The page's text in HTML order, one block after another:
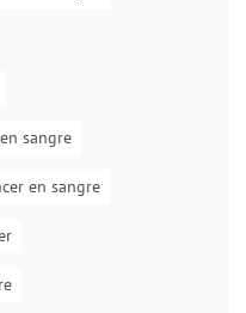
sangre
en sangre